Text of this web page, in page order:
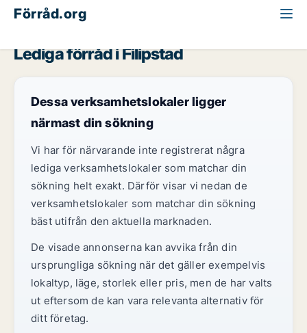
Förråd.org
Lediga förråd i Filipstad
Dessa verksamhetslokaler ligger
närmast din sökning
Vi har för närvarande inte registrerat några
lediga verksamhetslokaler som matchar din
sökning helt exakt. Därför visar vi nedan de
verksamhetslokaler som matchar din sökning
bäst utifrån den aktuella marknaden.
De visade annonserna kan avvika från din
ursprungliga sökning när det gäller exempelvis
lokaltyp, läge, storlek eller pris, men de har valts
ut eftersom de kan vara relevanta alternativ för
ditt företag.